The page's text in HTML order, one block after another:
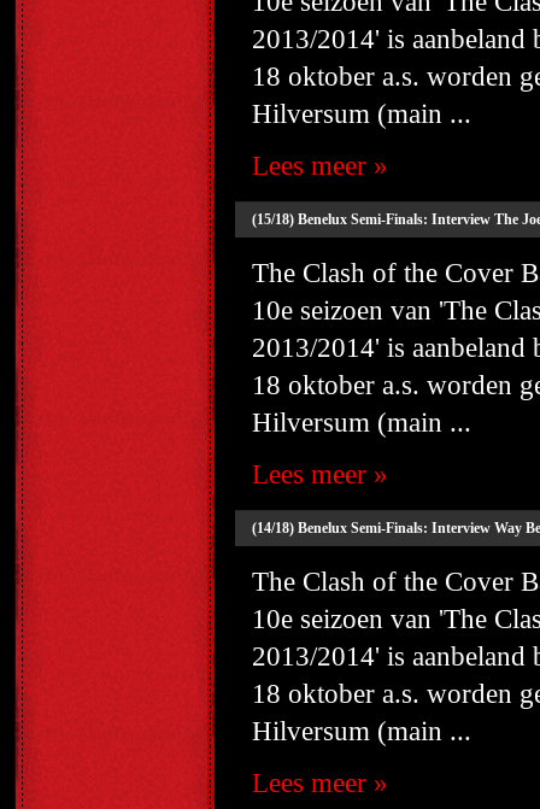
2013/2014' is
18 oktober a.s. worden
Hilversum (main ...
Lees meer »
(15/18) Benelux Semi-Finals: Interview The
The Clash of the Cover
10e seizoen van 'The
2013/2014' is
18 oktober a.s. worden
Hilversum (main ...
Lees meer »
(14/18) Benelux Semi-Finals: Interview Way
The Clash of the Cover
10e seizoen van 'The
2013/2014' is
18 oktober a.s. worden
Hilversum (main ...
Lees meer »